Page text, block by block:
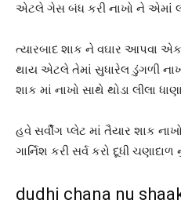
એટલે ગેસ બંધ કરી નાખો ને એમાં
ત્યારબાદ શાક ને વઘાર આપવા એક
થાય એટલે તેમાં સુધારેલ ડુંગળી
શાક માં નાખો સાથે થોડા લીલા
હવે સર્વીંગ પ્લેટ માં તૈયાર શાક
ગાર્નિશ કરી સર્વ કરો દૂધી
dudhi chana nu